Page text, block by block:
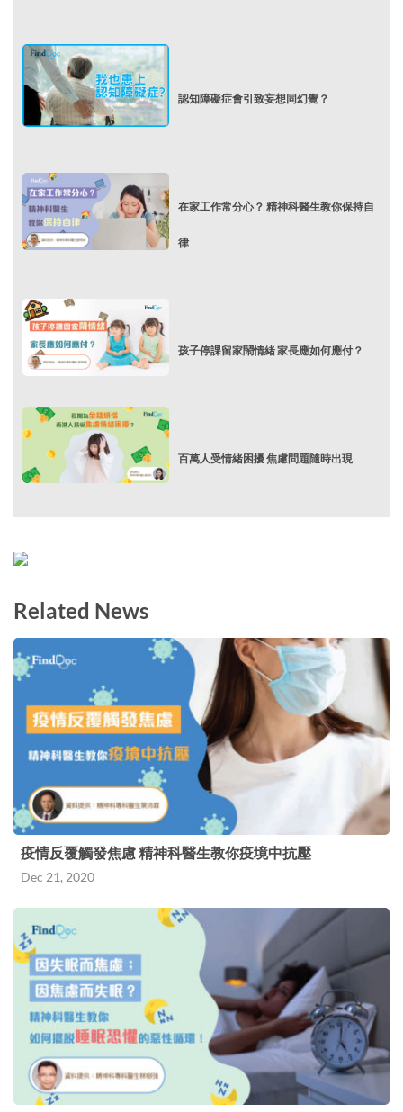
認知障礙症會引致妄想同幻覺？
在家工作常分心？ 精神科醫生教你保持自
律
孩子停課留家鬧情緒 家長應如何應付？
百萬人受情緒困擾 焦慮問題隨時出現
Related News
疫情反覆觸發焦慮 精神科醫生教你疫境中抗壓
Dec 21, 2020